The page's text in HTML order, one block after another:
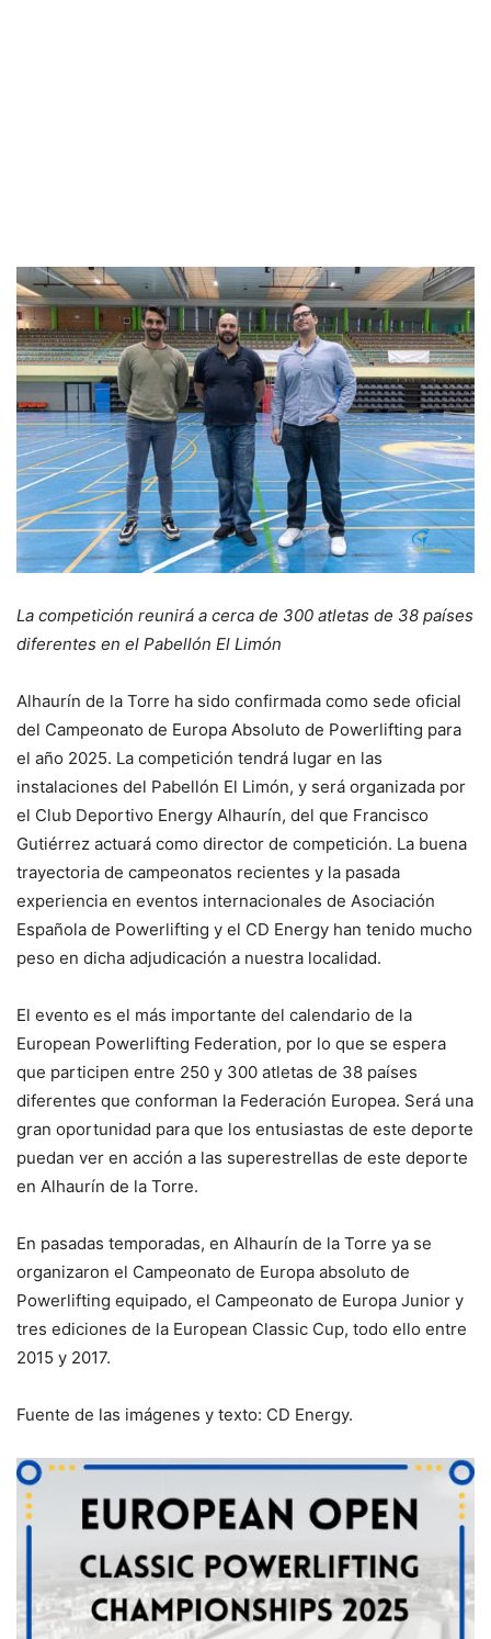
La competición reunirá a cerca de 300 atletas de 38 países
diferentes en el Pabellón El Limón
Alhaurín de la Torre ha sido confirmada como sede oficial
del Campeonato de Europa Absoluto de Powerlifting para
el año 2025. La competición tendrá lugar en las
instalaciones del Pabellón El Limón, y será organizada por
el Club Deportivo Energy Alhaurín, del que Francisco
Gutiérrez actuará como director de competición. La buena
trayectoria de campeonatos recientes y la pasada
experiencia en eventos internacionales de Asociación
Española de Powerlifting y el CD Energy han tenido mucho
peso en dicha adjudicación a nuestra localidad.
El evento es el más importante del calendario de la
European Powerlifting Federation, por lo que se espera
que participen entre 250 y 300 atletas de 38 países
diferentes que conforman la Federación Europea. Será una
gran oportunidad para que los entusiastas de este deporte
puedan ver en acción a las superestrellas de este deporte
en Alhaurín de la Torre.
En pasadas temporadas, en Alhaurín de la Torre ya se
organizaron el Campeonato de Europa absoluto de
Powerlifting equipado, el Campeonato de Europa Junior y
tres ediciones de la European Classic Cup, todo ello entre
2015 y 2017.
Fuente de las imágenes y texto: CD Energy.